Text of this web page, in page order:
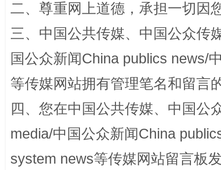
阿坝州三大球赛在茂县开幕 规模
二、尊重网上道德，承担一切因
三、中国公共传媒、中国公众传
国公众新闻China publics news/
等传媒网站拥有管理笔名和留言
四、您在中国公共传媒、中国公
media/中国公众新闻China
system news等传媒网站留言板